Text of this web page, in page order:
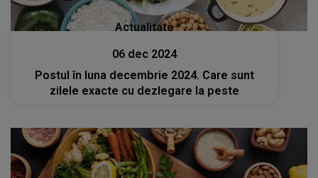
Actualitate
06 dec 2024
Postul în luna decembrie 2024. Care sunt
zilele exacte cu dezlegare la peste